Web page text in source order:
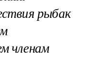
рыбак
членам